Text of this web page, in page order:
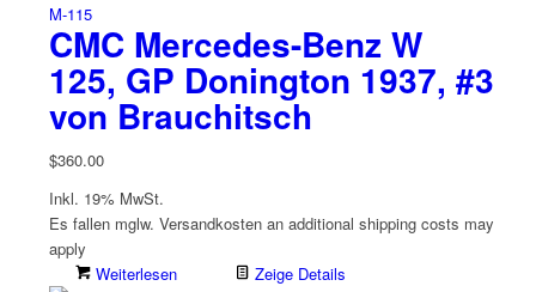
M-115
CMC Mercedes-Benz W
125, GP Donington 1937, #3
von Brauchitsch
$360.00
Inkl. 19% MwSt.
Es fallen mglw. Versand­kosten an additional shipping costs may
apply
Weiterlesen
Zeige Details